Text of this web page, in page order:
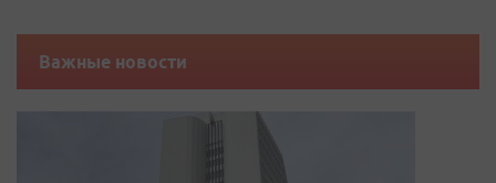
Важные новости